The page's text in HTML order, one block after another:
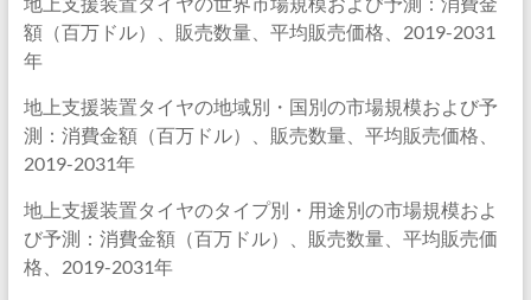
額（百万ドル）、販売数量、平均販売価格、2019-2031
年
地上支援装置タイヤの地域別・国別の市場規模および予
測：消費金額（百万ドル）、販売数量、平均販売価格、
2019-2031年
地上支援装置タイヤのタイプ別・用途別の市場規模およ
び予測：消費金額（百万ドル）、販売数量、平均販売価
格、2019-2031年